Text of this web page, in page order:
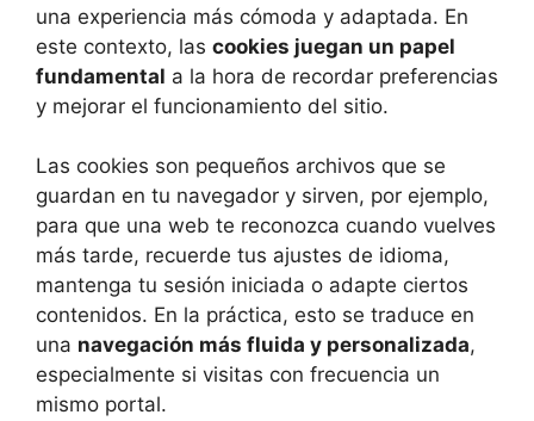
una experiencia más cómoda y adaptada. En
este contexto, las cookies juegan un papel
fundamental a la hora de recordar preferencias
y mejorar el funcionamiento del sitio.
Las cookies son pequeños archivos que se
guardan en tu navegador y sirven, por ejemplo,
para que una web te reconozca cuando vuelves
más tarde, recuerde tus ajustes de idioma,
mantenga tu sesión iniciada o adapte ciertos
contenidos. En la práctica, esto se traduce en
una navegación más fluida y personalizada,
especialmente si visitas con frecuencia un
mismo portal.